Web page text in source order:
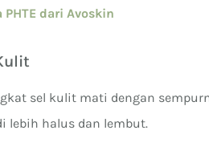
dari Avoskin
sel kulit mati dengan
lebih halus dan lembut.